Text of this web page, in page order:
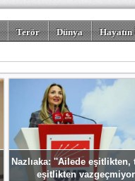
Terör Dünya
Nazlıaka: ''Ailede eşitlikten,
eşitlikten